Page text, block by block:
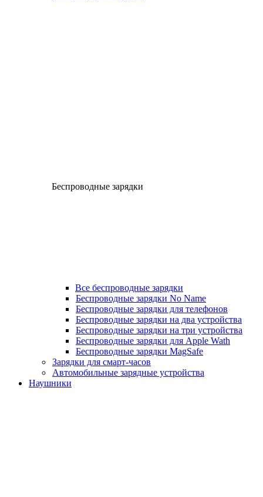
Беспроводные зарядки
Все беспроводные зарядки
Беспроводные зарядки No Name
Беспроводные зарядки для телефонов
Беспроводные зарядки на два устройства
Беспроводные зарядки на три устройства
Беспроводные зарядки для Apple Wath
Беспроводные зарядки MagSafe
Зарядки для смарт-часов
Автомобильные зарядные устройства
Наушники